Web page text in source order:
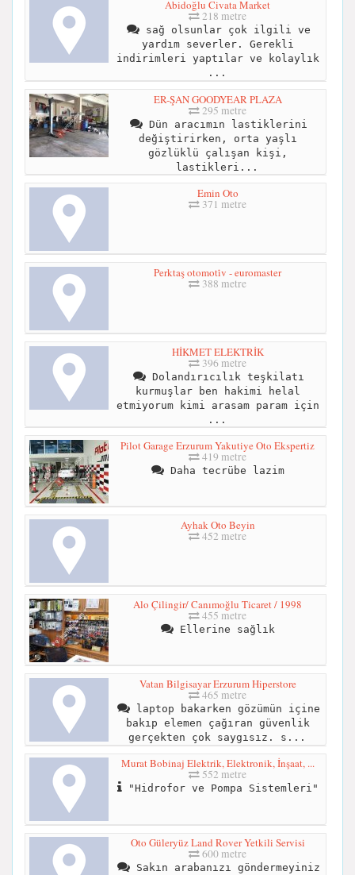
Abidoğlu Civata Market
218 metre
sağ olsunlar çok ilgili ve
yardım severler. Gerekli
indirimleri yaptılar ve kolaylık
...
ER-ŞAN GOODYEAR PLAZA
295 metre
Dün aracımın lastiklerini
değiştirirken, orta yaşlı
gözlüklü çalışan kişi,
lastikleri...
Emin Oto
371 metre
Perktaş otomoti̇v - euromaster
388 metre
HİKMET ELEKTRİK
396 metre
Dolandırıcılık teşkilatı
kurmuşlar ben hakimi helal
etmiyorum kimi arasam param için
...
Pilot Garage Erzurum Yakutiye Oto Ekspertiz
419 metre
Daha tecrübe lazim
Ayhak Oto Beyin
452 metre
Alo Çilingir/ Canımoğlu Ticaret / 1998
455 metre
Ellerine sağlık
Vatan Bilgisayar Erzurum Hiperstore
465 metre
laptop bakarken gözümün içine
bakıp elemen çağıran güvenlik
gerçekten çok saygısız. s...
Murat Bobinaj Elektrik, Elektronik, İnşaat, ...
552 metre
"Hidrofor ve Pompa Sistemleri"
Oto Güleryüz Land Rover Yetkili Servisi
600 metre
Sakın arabanızı göndermeyiniz